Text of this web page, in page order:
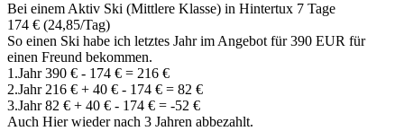
Bei einem Aktiv Ski (Mittlere Klasse) in Hintertux 7 Tage
174 € (24,85/Tag)
So einen Ski habe ich letztes Jahr im Angebot für 390 EUR für
einen Freund bekommen.
1.Jahr 390 € - 174 € = 216 €
2.Jahr 216 € + 40 € - 174 € = 82 €
3.Jahr 82 € + 40 € - 174 € = -52 €
Auch Hier wieder nach 3 Jahren abbezahlt.